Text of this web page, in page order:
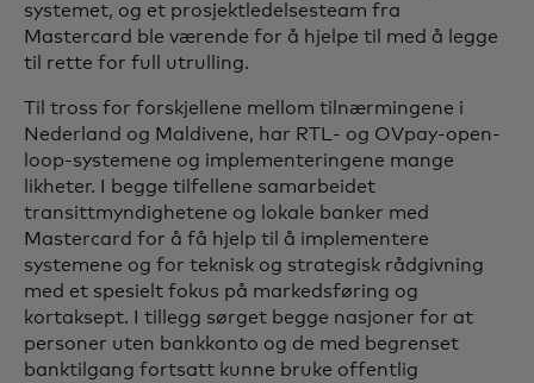
systemet, og et prosjektledelsesteam fra
Mastercard ble værende for å hjelpe til med å legge
til rette for full utrulling.
Til tross for forskjellene mellom tilnærmingene i
Nederland og Maldivene, har RTL- og OVpay-open-
loop-systemene og implementeringene mange
likheter. I begge tilfellene samarbeidet
transittmyndighetene og lokale banker med
Mastercard for å få hjelp til å implementere
systemene og for teknisk og strategisk rådgivning
med et spesielt fokus på markedsføring og
kortaksept. I tillegg sørget begge nasjoner for at
personer uten bankkonto og de med begrenset
banktilgang fortsatt kunne bruke offentlig